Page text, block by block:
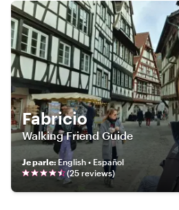
Fabricio
Walking Friend Guide
Je parle:English • Español
(25 reviews)